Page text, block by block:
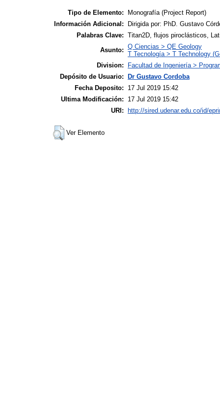
Tipo de Elemento:
Monografía (Project Report)
Información Adicional:
Dirigida por: PhD. Gustavo
Palabras Clave: Titan2D, flujos piroclásticos,
Asunto: Q Ciencias > QE Geology
T Tecnología > T Technology
Division:
Facultad de Ingeniería >
Depósito de Usuario: Dr Gustavo Cordoba
Fecha Deposito:
17 Jul 2019 15:42
Ultima Modificación:
17 Jul 2019 15:42
URI: http://sired.udenar.edu.co/id/
Ver Elemento